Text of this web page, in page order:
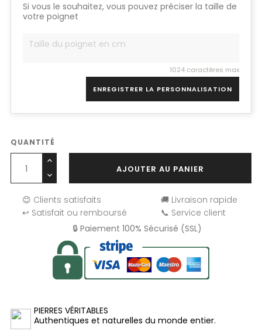
Si vous le souhaitez, vous pouvez préciser la taille de
votre poignet
1024 caractères max
ENREGISTRER LA PERSONNALISATION
QUANTITÉ
AJOUTER AU PANIER
😊 Clients satisfaits
🚚 Livraison rapide
↩️ Satisfait ou remboursé
📞 Service client
🔒 Paiement 100% Sécurisé (SSL)
PIERRES VÉRITABLES
Authentiques et naturelles du monde entier.